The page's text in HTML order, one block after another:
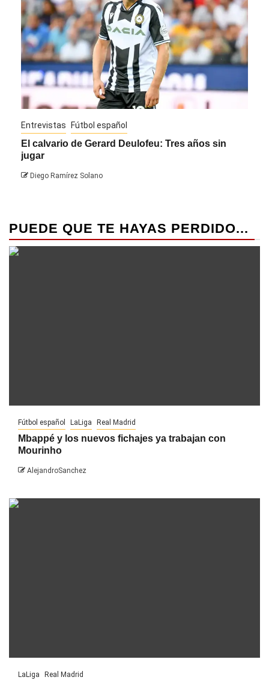
Entrevistas Fútbol español
El calvario de Gerard Deulofeu: Tres años sin
jugar
Diego Ramírez Solano
PUEDE QUE TE HAYAS PERDIDO...
Fútbol español LaLiga Real Madrid
Mbappé y los nuevos fichajes ya trabajan con
Mourinho
AlejandroSanchez
LaLiga Real Madrid